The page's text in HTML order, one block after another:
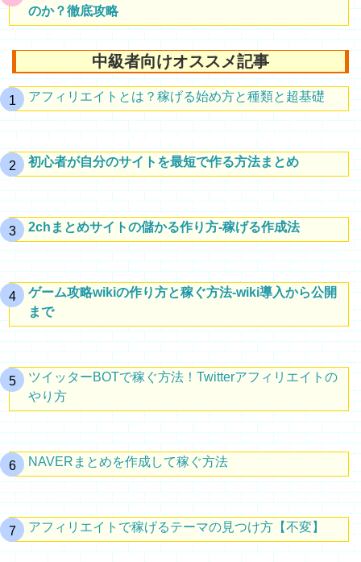
のか？徹底攻略
中級者向けオススメ記事
アフィリエイトとは？稼げる始め方と種類と超基礎
初心者が自分のサイトを最短で作る方法まとめ
2chまとめサイトの儲かる作り方-稼げる作成法
ゲーム攻略wikiの作り方と稼ぐ方法-wiki導入から公開
まで
ツイッターBOTで稼ぐ方法！Twitterアフィリエイトの
やり方
NAVERまとめを作成して稼ぐ方法
アフィリエイトで稼げるテーマの見つけ方【不変】